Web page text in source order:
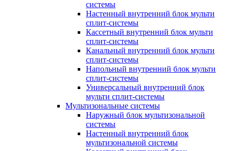
системы
Настенный внутренний блок мульти
сплит-системы
Кассетный внутренний блок мульти
сплит-системы
Канальный внутренний блок мульти
сплит-системы
Напольный внутренний блок мульти
сплит-системы
Универсальный внутренний блок
мульти сплит-системы
Мультизональные системы
Наружный блок мультизональной
системы
Настенный внутренний блок
мультизональной системы